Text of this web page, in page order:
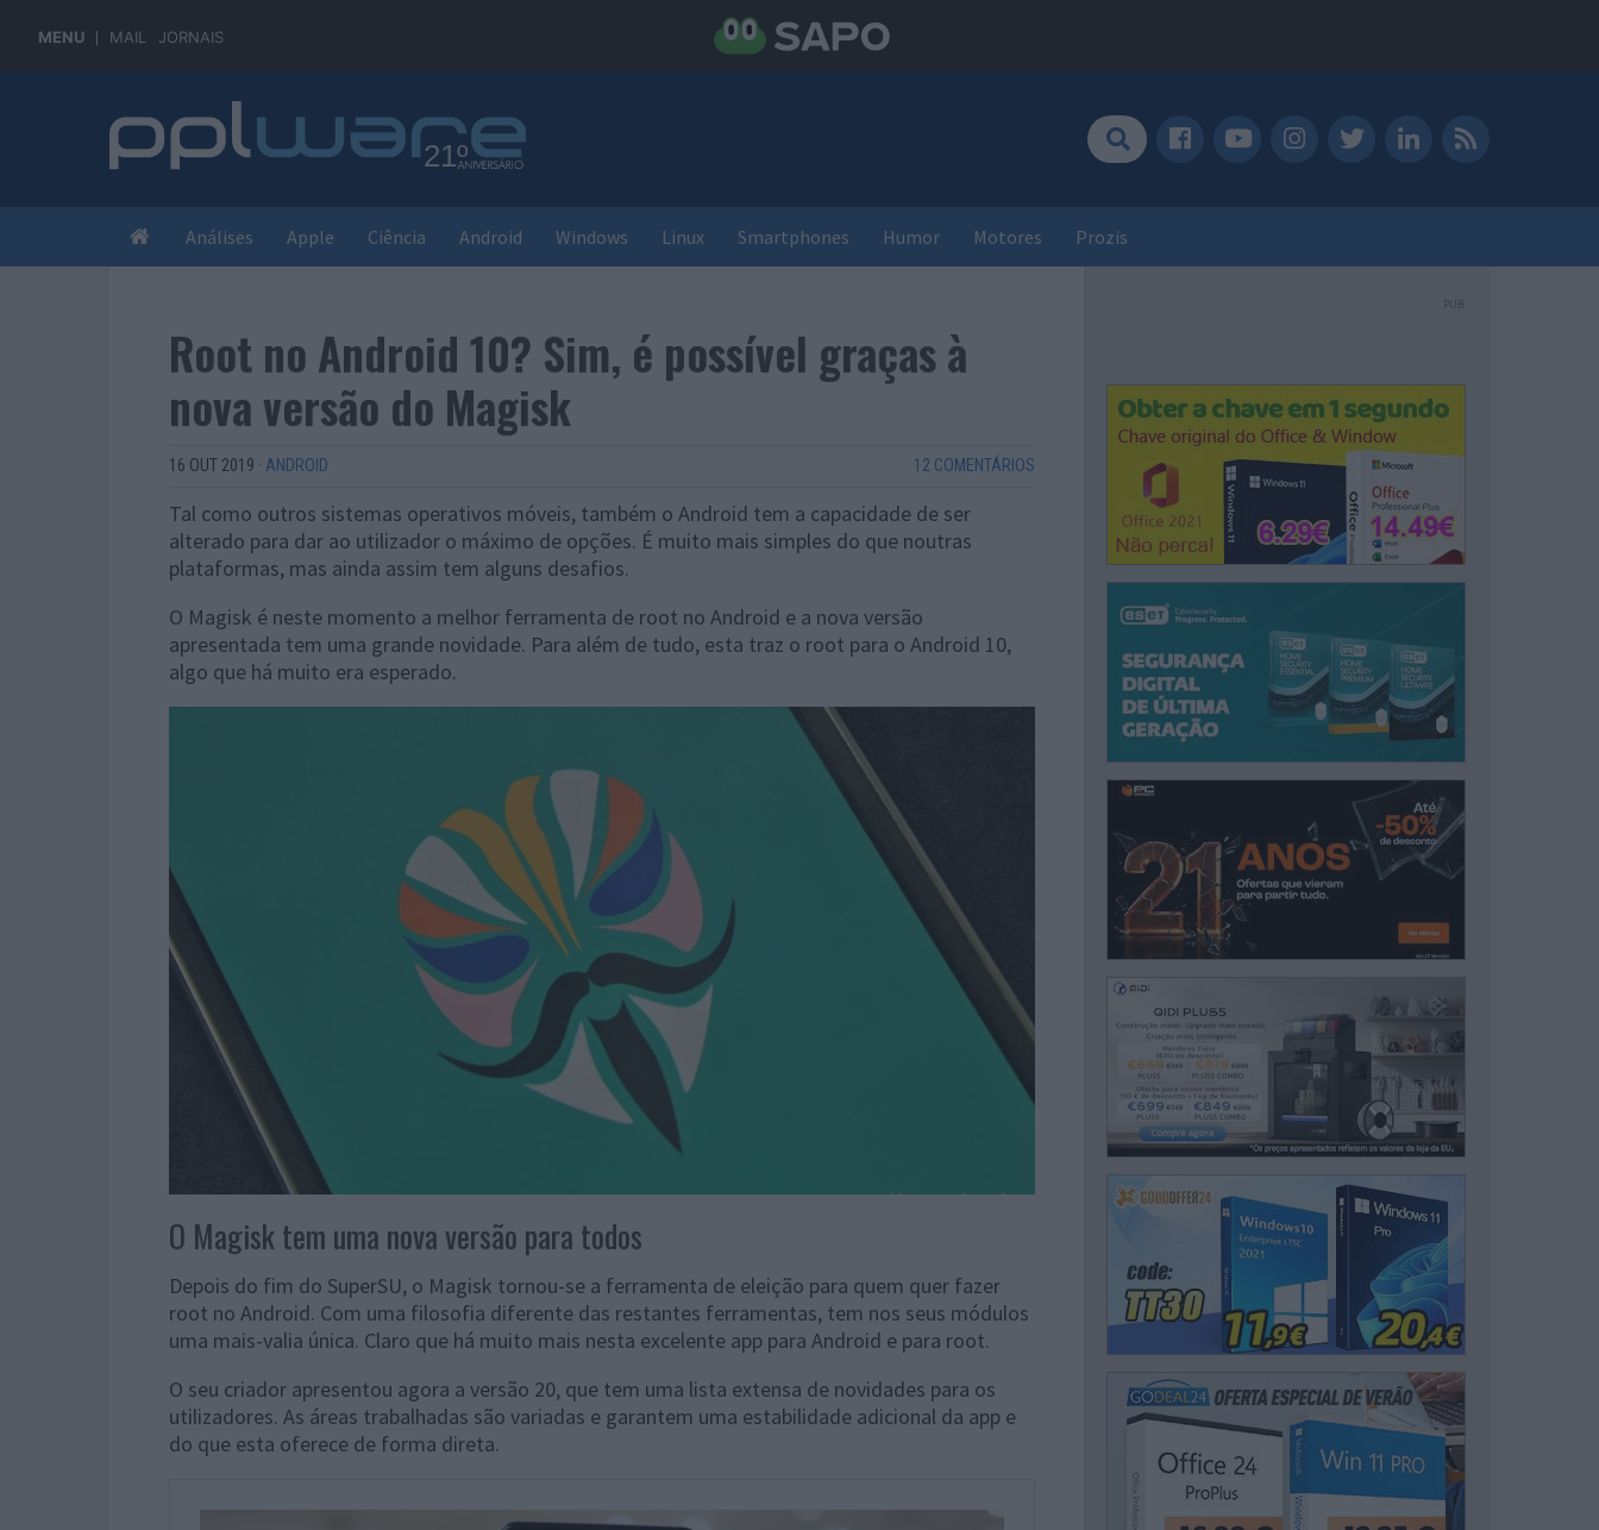
MENU MAIL JORNAIS
Análises Apple Ciência Android Windows Linux Smartphones Humor Motores Prozis
Root no Android 10? Sim, é possível graças à
nova versão do Magisk
16 OUT 2019 · ANDROID 12 COMENTÁRIOS
Tal como outros sistemas operativos móveis, também o Android tem a capacidade de ser
alterado para dar ao utilizador o máximo de opções. É muito mais simples do que noutras
plataformas, mas ainda assim tem alguns desafios.
O Magisk é neste momento a melhor ferramenta de root no Android e a nova versão
apresentada tem uma grande novidade. Para além de tudo, esta traz o root para o Android 10,
algo que há muito era esperado.
O Magisk tem uma nova versão para todos
Depois do fim do SuperSU, o Magisk tornou-se a ferramenta de eleição para quem quer fazer
root no Android. Com uma filosofia diferente das restantes ferramentas, tem nos seus módulos
uma mais-valia única. Claro que há muito mais nesta excelente app para Android e para root.
O seu criador apresentou agora a versão 20, que tem uma lista extensa de novidades para os
utilizadores. As áreas trabalhadas são variadas e garantem uma estabilidade adicional da app e
do que esta oferece de forma direta.
PUB